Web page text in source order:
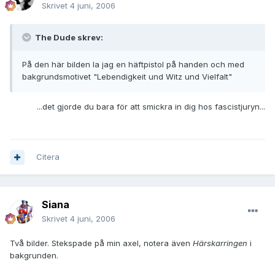
Skrivet 4 juni, 2006
The Dude skrev:
På den här bilden la jag en häftpistol på handen och med
bakgrundsmotivet "Lebendigkeit und Witz und Vielfalt"
...det gjorde du bara för att smickra in dig hos fascistjuryn...
Citera
Siana
Skrivet 4 juni, 2006
Två bilder. Stekspade på min axel, notera även Härskarringen i
bakgrunden.